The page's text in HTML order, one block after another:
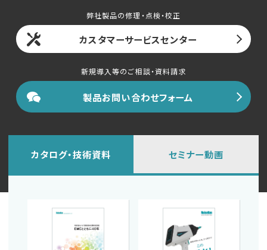
弊社製品の修理・点検・校正
カスタマーサービスセンター
新規導入等のご相談・資料請求
製品お問い合わせフォーム
カタログ・技術資料 セミナー動画